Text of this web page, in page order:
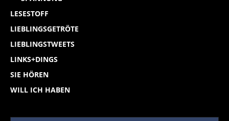
LESESTOFF
LIEBLINGSGETRÖTE
LIEBLINGSTWEETS
LINKS+DINGS
SIE HÖREN
WILL ICH HABEN